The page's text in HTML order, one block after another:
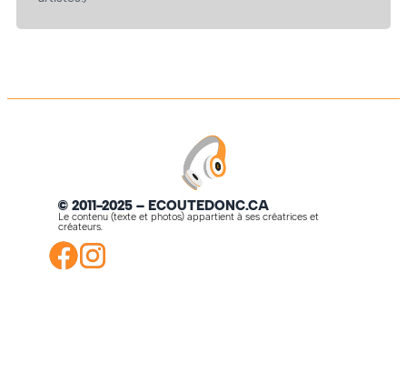
© 2011-2025 – ECOUTEDONC.CA
Le contenu (texte et photos) appartient à ses créatrices et
créateurs.